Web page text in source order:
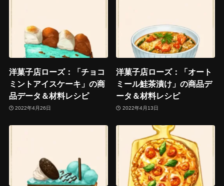
洋菓子店ローズ：「チョコ
ミントアイスケーキ」の商
品データ＆材料レシピ
2022年4月26日
洋菓子店ローズ：「オート
ミール鮭茶漬け」の商品デ
ータ＆材料レシピ
2022年4月13日